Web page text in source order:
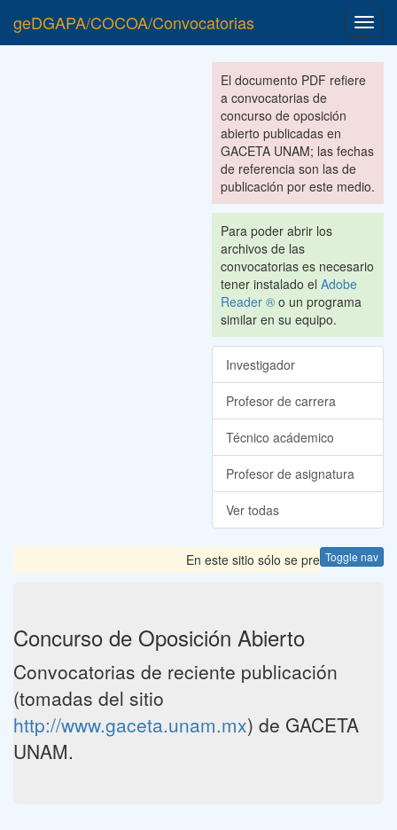
geDGAPA/COCOA/Convocatorias
El documento PDF refiere
a convocatorias de
concurso de oposición
abierto publicadas en
GACETA UNAM; las fechas
de referencia son las de
publicación por este medio.
Para poder abrir los
archivos de las
convocatorias es necesario
tener instalado el Adobe
Reader ® o un programa
similar en su equipo.
Investigador
Profesor de carrera
Técnico acádemico
Profesor de asignatura
Ver todas
Toggle nav
En este sitio sólo se presentan las
Concurso de Oposición Abierto
Convocatorias de reciente publicación
(tomadas del sitio
http://www.gaceta.unam.mx) de GACETA
UNAM.